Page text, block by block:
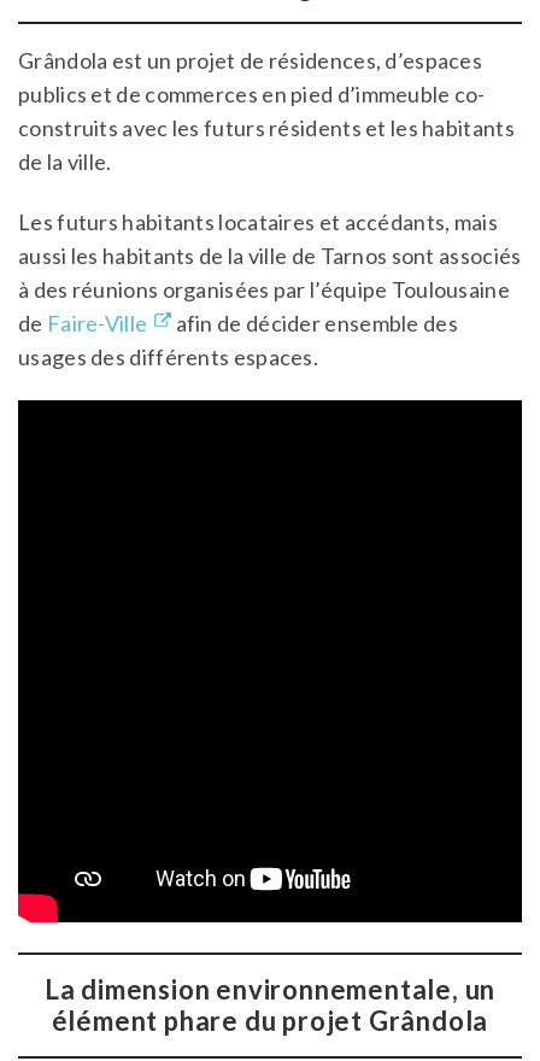
Grândola est un projet de résidences, d’espaces
publics et de commerces en pied d’immeuble co-
construits avec les futurs résidents et les habitants
de la ville.
Les futurs habitants locataires et accédants, mais
aussi les habitants de la ville de Tarnos sont associés
à des réunions organisées par l’équipe Toulousaine
de Faire-Ville
afin de décider ensemble des
usages des différents espaces.
La dimension environnementale, un
élément phare du projet Grândola